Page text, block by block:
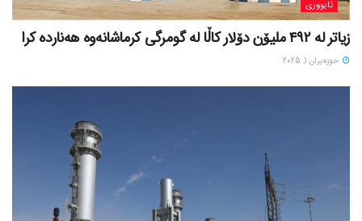
ئابووری
زیاتر لە ٤٩٢ ملیۆن دۆلار کاڵا لە گومرگی کرماشانەوە هەناردە کرا
حوزه‌یران 1, 2025